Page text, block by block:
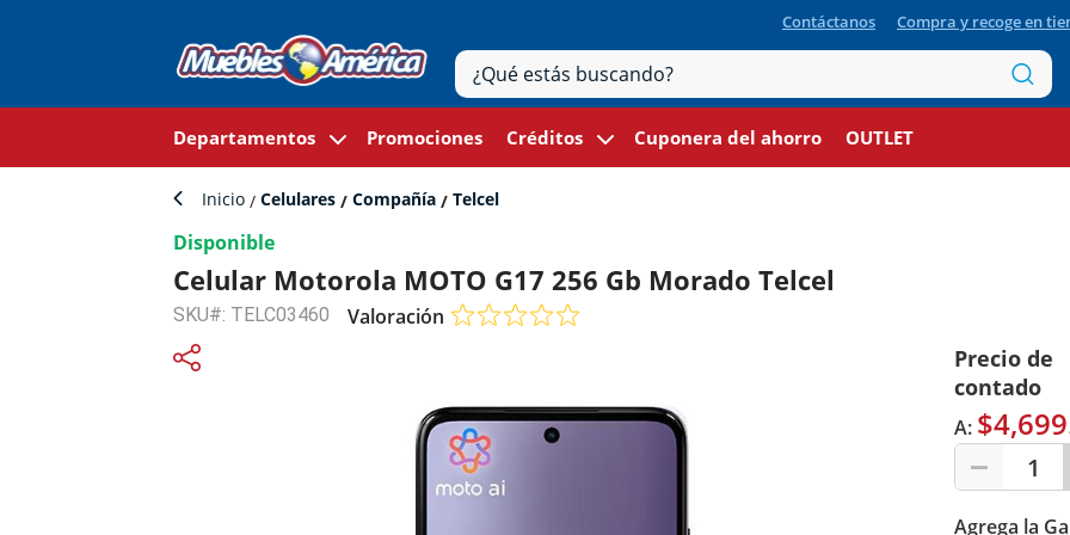
Contáctanos Compra y recoge en
Departamentos Promociones Créditos Cuponera del ahorro OUTLET
Inicio Celulares Compañía Telcel
Disponible
Celular Motorola MOTO G17 256 Gb Morado Telcel
SKU#: TELC03460 Valoración
Precio de
contado
A:
1
Agrega la